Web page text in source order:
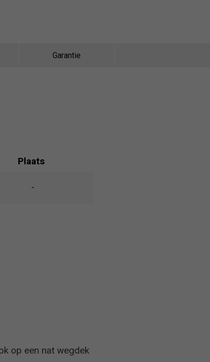
Garantie
Plaats
-
op een nat wegdek